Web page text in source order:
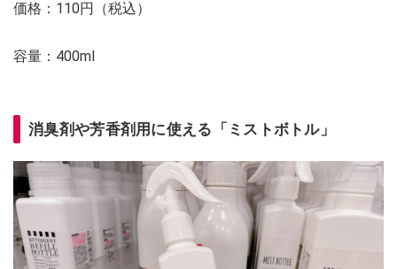
価格：110円（税込）
容量：400ml
消臭剤や芳香剤用に使える「ミストボトル」